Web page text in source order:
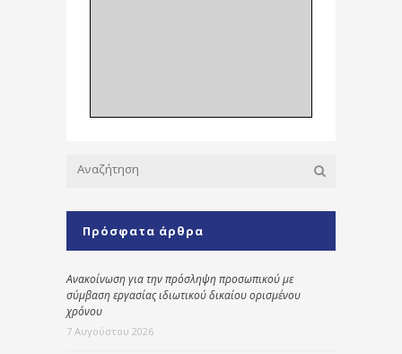
Πρόσφατα άρθρα
Ανακοίνωση για την πρόσληψη προσωπικού με
σύμβαση εργασίας ιδιωτικού δικαίου ορισμένου
χρόνου
7 Αυγούστου 2026